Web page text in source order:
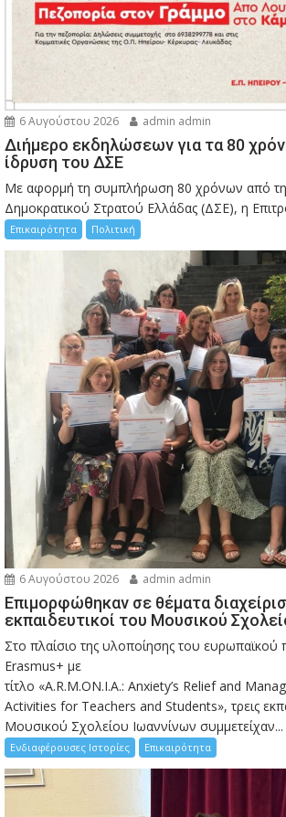
6 Αυγούστου 2026 admin admin
Διήμερο εκδηλώσεων για τα 80
ίδρυση του ΔΣΕ
Με αφορμή τη συμπλήρωση 80 χρόνων από
Δημοκρατικού Στρατού Ελλάδας (ΔΣΕ), η
Επικαιρότητα Πολιτική
6 Αυγούστου 2026 admin admin
Eπιμορφώθηκαν σε θέματα
εκπαιδευτικοί του Μουσικού
Στο πλαίσιο της υλοποίησης του ευρωπαϊκού
Erasmus+ με
τίτλο «A.R.M.ON.I.A.: Anxiety’s Relief and
Activities for Teachers and Students», τρεις
Μουσικού Σχολείου Ιωαννίνων συμμετείχαν...
Ενδιαφέρουσες Ιστορίες Επικαιρότητα